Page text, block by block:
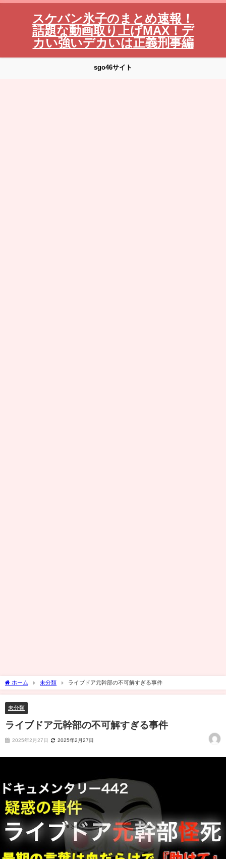
スケバン氷子のまとめ速報！
話題な動画取り上げMAX！デ
カい強いデカいは正義刑事編
sgo46サイト
ホーム 未分類 ライブドア元幹部の不可解すぎる事件
未分類
ライブドア元幹部の不可解すぎる事件
2025年2月27日 2025年2月27日